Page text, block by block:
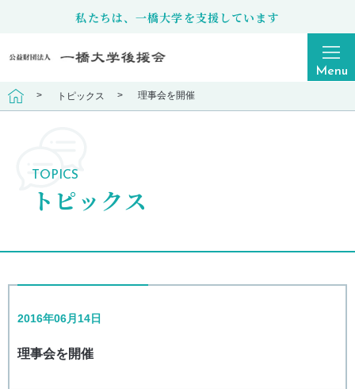
私たちは、一橋大学を支援しています
後援会の概要
情報公開
ご寄附
Menu
トピックス 理事会を開催
TOPICS
トピックス
2016年06月14日
理事会を開催